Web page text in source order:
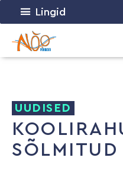
Lingid
UUDISED
SÕLMITUD